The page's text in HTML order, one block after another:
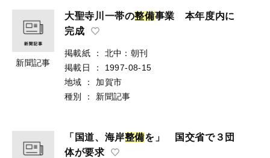
新聞記事
大聖寺川一帯の整備事業 本年度内に
完成
掲載紙 ：
北中：朝刊
掲載日
：
1997-08-15
地域
：
加賀市
種別
： 新聞記事
「国道、海岸整備を」 国交省で３団
体が要求